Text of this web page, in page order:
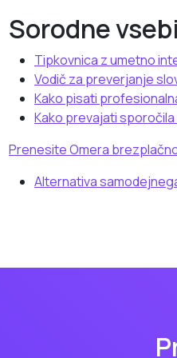
Sorodne
Tipkovnica z umetno
Vodič za preverjanje
Kako pisati
Kako prevajati sporočila
Prenesite Omera
Alternativa